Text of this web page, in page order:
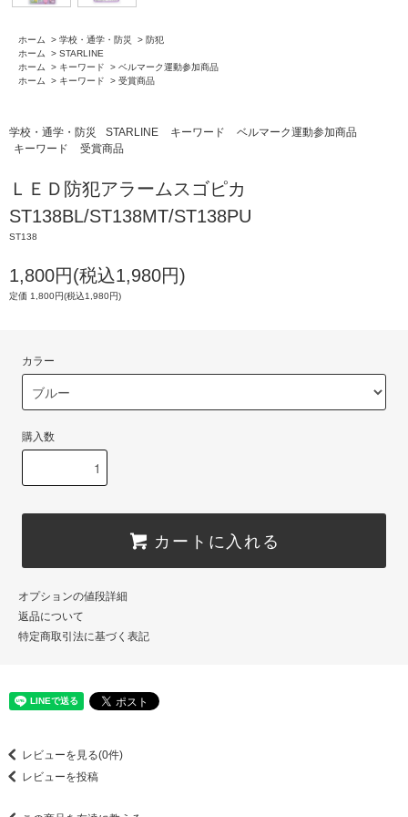
ホーム > 学校・通学・防災 > 防犯
ホーム
> STARLINE
ホーム
> キーワード > ベルマーク運動参加商品
ホーム
> キーワード > 受賞商品
学校・通学・防災 STARLINE キーワード
ベルマーク運動参加商品
キーワード
受賞商品
ＬＥＤ防犯アラームスゴピカ
ST138BL/ST138MT/ST138PU
ST138
1,800円(税込1,980円)
定価 1,800円(税込1,980円)
カラー
購入数
カートに入れる
オプションの値段詳細
返品について
特定商取引法に基づく表記
レビューを見る(0件)
レビューを投稿